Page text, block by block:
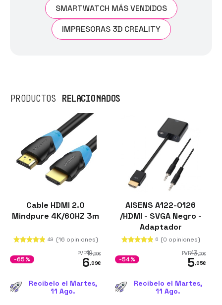
SMARTWATCH MÁS VENDIDOS
IMPRESORAS 3D CREALITY
PRODUCTOS RELACIONADOS
Cable HDMI 2.0
Mindpure 4K/60HZ 3m
49 (16 opiniones)
PVR19,99€
6,99€
-65%
Recíbelo el Martes,
11 Ago.
AISENS A122-0126
/HDMI - SVGA Negro -
Adaptador
6 (0 opiniones)
PVR13,00€
5,95€
-54%
Recíbelo el Martes,
11 Ago.